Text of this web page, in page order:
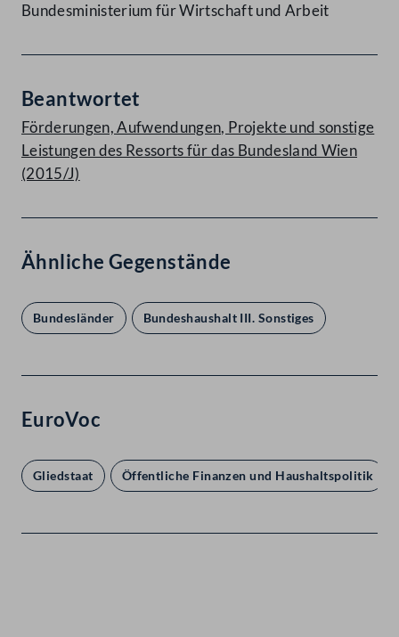
Bundesministerium für Wirtschaft und Arbeit
Beantwortet
Förderungen, Aufwendungen, Projekte und sonstige
Leistungen des Ressorts für das Bundesland Wien
(2015/J)
Ähnliche Gegenstände
Bundesländer Bundeshaushalt III. Sonstiges
EuroVoc
Gliedstaat Öffentliche Finanzen und Haushaltspolitik